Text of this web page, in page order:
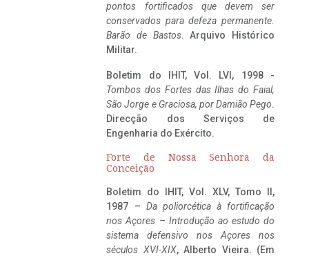
pontos fortificados que devem ser
conservados para defeza permanente.
Barão de Bastos. Arquivo Histórico
Militar.
Boletim do IHIT, Vol. LVI, 1998 -
Tombos dos Fortes das Ilhas do Faial,
São Jorge e Graciosa, por Damião Pego.
Direcção dos Serviços de
Engenharia do Exército.
Forte de Nossa Senhora da
Conceição
Boletim do IHIT, Vol. XLV, Tomo II,
1987 – Da poliorcética à fortificação
nos Açores – Introdução ao estudo do
sistema defensivo nos Açores nos
séculos XVI-XIX, Alberto Vieira. (Em